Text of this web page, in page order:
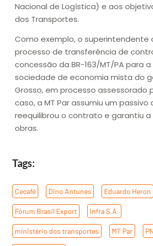
Nacional de Logística) e aos
dos Transportes.
Como exemplo, o superintendente
processo de transferência de
concessão da BR-163/MT/PA para a
sociedade de economia mista do
Grosso, em processo assessorado
caso, a MT Par assumiu um passivo
reequilibrou o contrato e garantiu
obras.
Tags:
Cecafé Dino Antunes Eduardo Heron
Fórum Brasil Export Infra S.A.
ministério dos transportes MT Par